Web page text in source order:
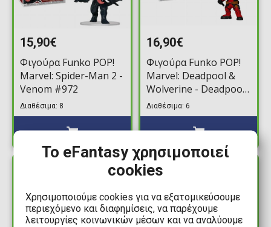
15,90€
Φιγούρα Funko POP!
Marvel: Spider-Man 2 -
Venom #972
Διαθέσιμα: 8
16,90€
Φιγούρα Funko POP!
Marvel: Deadpool &
Wolverine - Deadpool
#1362
Διαθέσιμα: 6
ΔΙΑΘΕΣΙΜΟ
Το eFantasy χρησιμοποιεί
cookies
Χρησιμοποιούμε cookies για να εξατομικεύσουμε
περιεχόμενο και διαφημίσεις, να παρέχουμε
λειτουργίες κοινωνικών μέσων και να αναλύουμε